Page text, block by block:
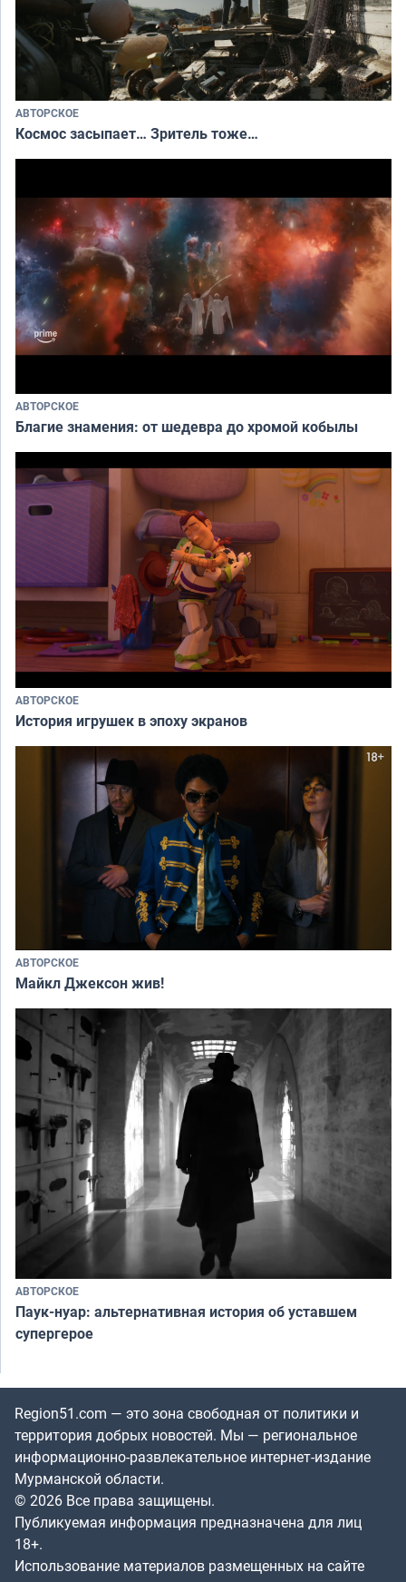
АВТОРСКОЕ
Космос засыпает… Зритель тоже…
АВТОРСКОЕ
Благие знамения: от шедевра до хромой кобылы
АВТОРСКОЕ
История игрушек в эпоху экранов
АВТОРСКОЕ
Майкл Джексон жив!
АВТОРСКОЕ
Паук-нуар: альтернативная история об уставшем
супергерое
Region51.com — это зона свободная от политики и
территория добрых новостей. Мы — региональное
информационно-развлекательное интернет-издание
Мурманской области.
© 2026 Все права защищены.
Публикуемая информация предназначена для лиц
18+.
Использование материалов размещенных на сайте